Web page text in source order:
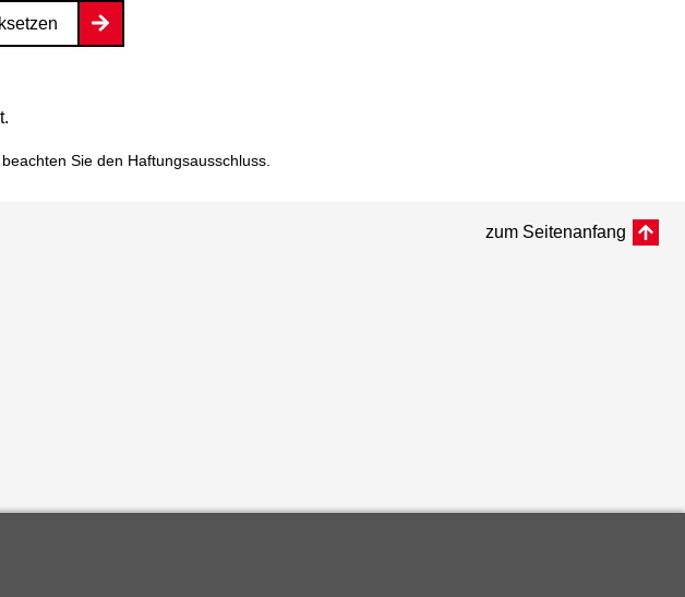
Sie den Haftungsausschluss.
zum Seitenanfang